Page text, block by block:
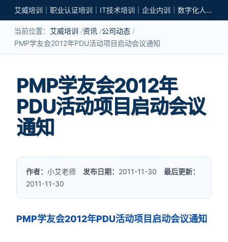
艾威培训｜职业认证培训｜IT技术培训｜企业内训｜数字化人才培养
当前位置： 艾威培训 资讯 公司动态
PMP学友会2012年PDU活动项目启动会议通知
PMP学友会2012年
PDU活动项目启动会议
通知
作者：小艾老师 发布日期： 2011-11-30最后更新：
2011-11-30
PMP学友会2012年PDU活动项目启动会议通知